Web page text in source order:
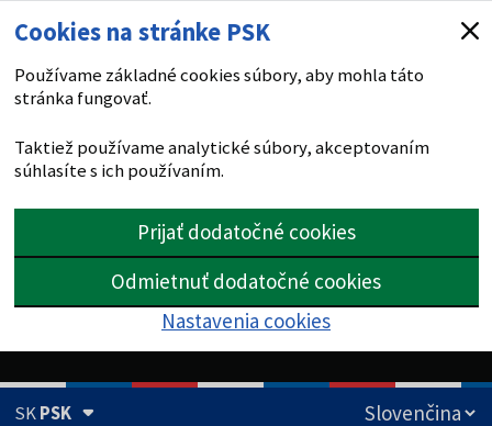
Cookies na stránke PSK
Používame základné cookies súbory, aby mohla táto
stránka fungovať.
Taktiež používame analytické súbory, akceptovaním
súhlasíte s ich používaním.
Prijať dodatočné cookies
Odmietnuť dodatočné cookies
Nastavenia cookies
SKPSK